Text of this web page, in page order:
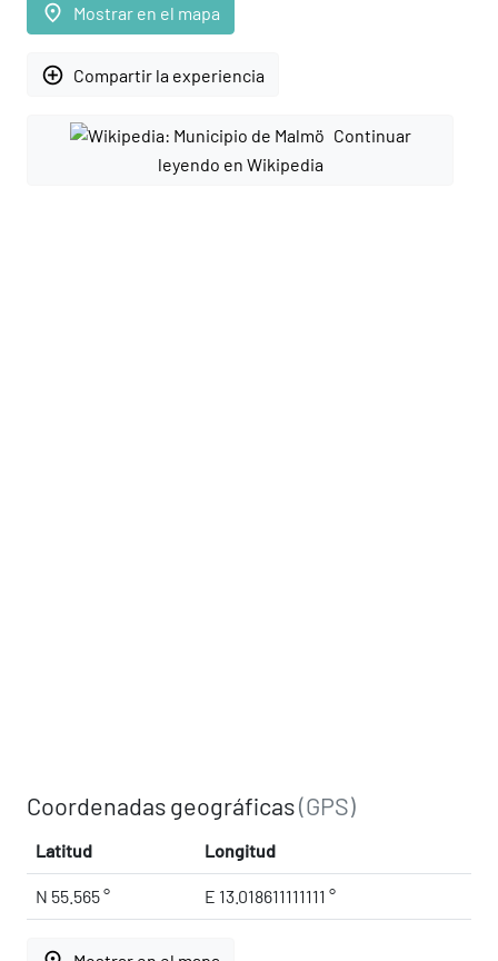
place Mostrar en el mapa
add_circle_outline Compartir la experiencia
Continuar
leyendo en Wikipedia
Coordenadas geográficas(GPS)
Latitud Longitud
N 55.565 ° E 13.018611111111 °